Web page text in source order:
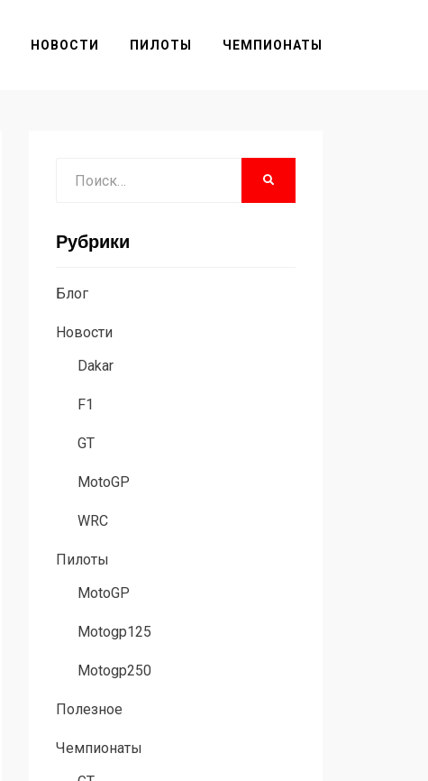
НОВОСТИ ПИЛОТЫ ЧЕМПИОНАТЫ
Рубрики
Блог
Новости
Dakar
F1
GT
MotoGP
WRC
Пилоты
MotoGP
Motogp125
Motogp250
Полезное
Чемпионаты